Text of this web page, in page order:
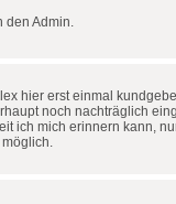
den Admin.
hier erst einmal
noch nachträglich
ich mich erinnern kann,